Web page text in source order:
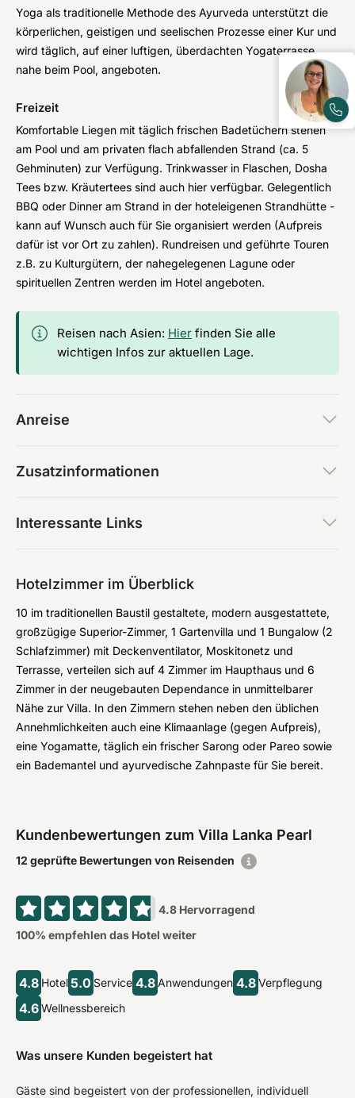
Yoga als traditionelle Methode des Ayurveda unterstützt die
körperlichen, geistigen und seelischen Prozesse einer Kur und
wird täglich, auf einer luftigen, überdachten Yogaterrasse
nahe beim Pool, angeboten.
Freizeit
Komfortable Liegen mit täglich frischen Badetüchern stehen
am Pool und am privaten flach abfallenden Strand (ca. 5
Gehminuten) zur Verfügung. Trinkwasser in Flaschen, Dosha
Tees bzw. Kräutertees sind auch hier verfügbar. Gelegentlich
BBQ oder Dinner am Strand in der hoteleigenen Strandhütte -
kann auf Wunsch auch für Sie organisiert werden (Aufpreis
dafür ist vor Ort zu zahlen). Rundreisen und geführte Touren
z.B. zu Kulturgütern, der nahegelegenen Lagune oder
spirituellen Zentren werden im Hotel angeboten.
Reisen nach Asien: Hier finden Sie alle
wichtigen Infos zur aktuellen Lage.
Anreise
Zusatzinformationen
Interessante Links
Hotelzimmer im Überblick
10 im traditionellen Baustil gestaltete, modern ausgestattete,
großzügige Superior-Zimmer, 1 Gartenvilla und 1 Bungalow (2
Schlafzimmer) mit Deckenventilator, Moskitonetz und
Terrasse, verteilen sich auf 4 Zimmer im Haupthaus und 6
Zimmer in der neugebauten Dependance in unmittelbarer
Nähe zur Villa. In den Zimmern stehen neben den üblichen
Annehmlichkeiten auch eine Klimaanlage (gegen Aufpreis),
eine Yogamatte, täglich ein frischer Sarong oder Pareo sowie
ein Bademantel und ayurvedische Zahnpaste für Sie bereit.
Kundenbewertungen zum Villa Lanka Pearl
12 geprüfte Bewertungen von Reisenden
4.8 Hervorragend
100% empfehlen das Hotel weiter
4.8 Hotel5.0 Service 4.8 Anwendungen 4.8 Verpflegung
4.6 Wellnessbereich
Was unsere Kunden begeistert hat
Gäste sind begeistert von der professionellen, individuell